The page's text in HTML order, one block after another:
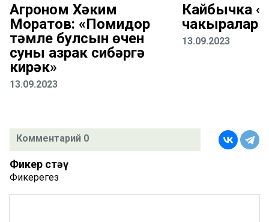
Агроном Хәким
Моратов: «Помидор
тәмле булсын өчен
суны азрак сибәргә
кирәк»
13.09.2023
Кайбычка
чакыралар
13.09.2023
Комментарий 0
Фикер өстәү
Фикерегез